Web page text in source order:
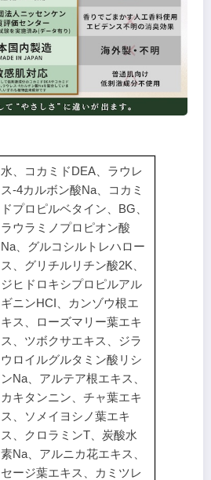
水、コカミドDEA、ラウレ
ス-4カルボン酸Na、コカミ
ドプロピルベタイン、BG、
ラウラミノプロピオン酸
Na、グルコシルトレハロー
ス、グリチルリチン酸2K、
ジヒドロキシプロピルアル
ギニンHCI、カンゾウ根エ
キス、ローズマリー葉エキ
ス、ツボクサエキス、ジラ
ウロイルグルタミン酸リシ
ンNa、アルテア根エキス、
カキタンニン、チャ葉エキ
ス、ソメイヨシノ葉エキ
ス、クロラミンT、炭酸水
素Na、アルニカ花エキス、
セージ葉エキス、カミツレ